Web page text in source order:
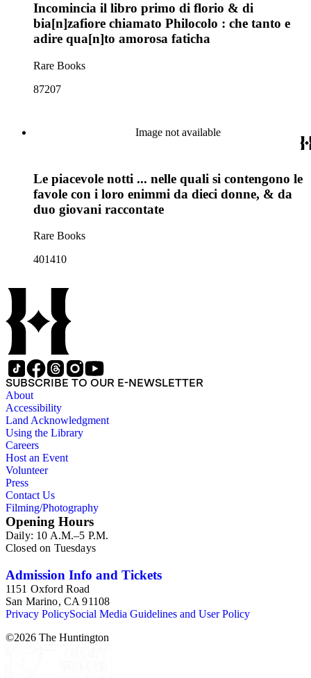
Incomincia il libro primo di florio & di
bia[n]zafiore chiamato Philocolo : che tanto e
adire qua[n]to amorosa faticha
Rare Books
87207
Image not available
Le piacevole notti ... nelle quali si contengono le
favole con i loro enimmi da dieci donne, & da
duo giovani raccontate
Rare Books
401410
SUBSCRIBE TO OUR E-NEWSLETTER
About
Accessibility
Land Acknowledgment
Using the Library
Careers
Host an Event
Volunteer
Press
Contact Us
Filming/Photography
Opening Hours
Daily: 10 A.M.–5 P.M.
Closed on Tuesdays
Admission Info and Tickets
1151 Oxford Road
San Marino, CA 91108
Privacy PolicySocial Media Guidelines and User Policy
©2026 The Huntington